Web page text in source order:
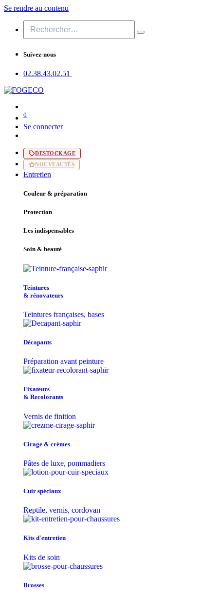
Se rendre au contenu
Suivez-nous
02.38.43​.02.51
0
Se connecter
DESTOCKAGE
NOUVEAUTÉS
Entretien
Couleur & préparation
Protection
Les indispensables
Soin & beauté
Teintu​res
& r​é​novateurs
Teintures françaises, bases
Décapants
Préparation avant peinture
Fixateurs
& Recolorants
Vernis de finition
Cirage & crèmes
Pâtes de luxe, pommadiers
Cuir spéciaux
Reptile, vernis, cordovan
Kits d'entretien
Kits de soin
Brosses